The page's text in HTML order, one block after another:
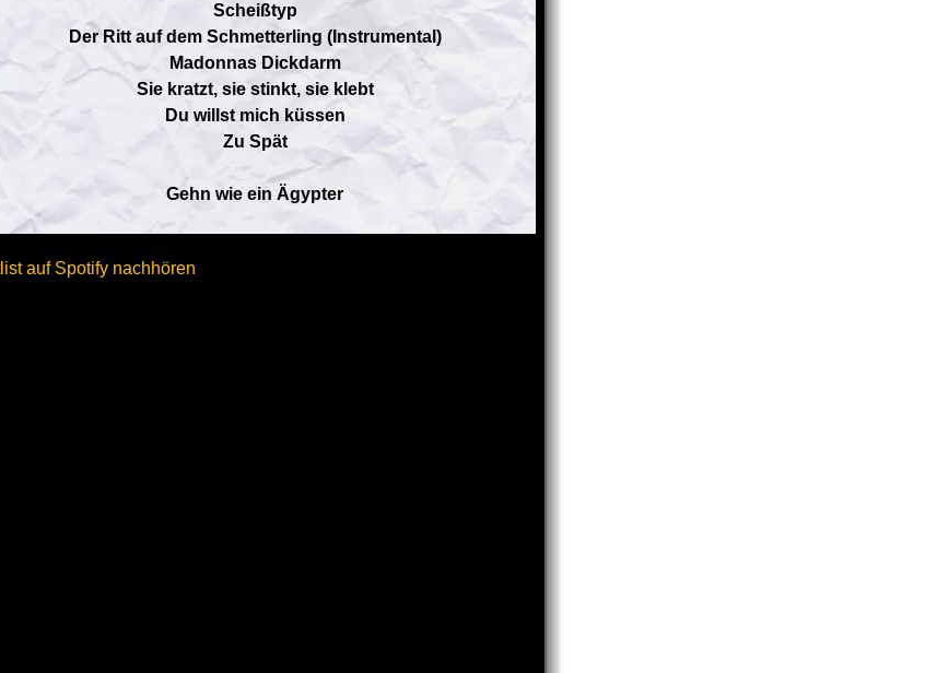
Scheißtyp
Der Ritt auf dem Schmetterling (Instrumental)
Madonnas Dickdarm
Sie kratzt, sie stinkt, sie klebt
Du willst mich küssen
Zu Spät
Gehn wie ein Ägypter
auf Spotify nachhören